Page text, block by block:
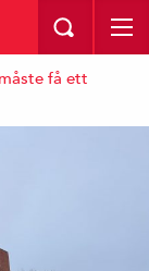
få ett